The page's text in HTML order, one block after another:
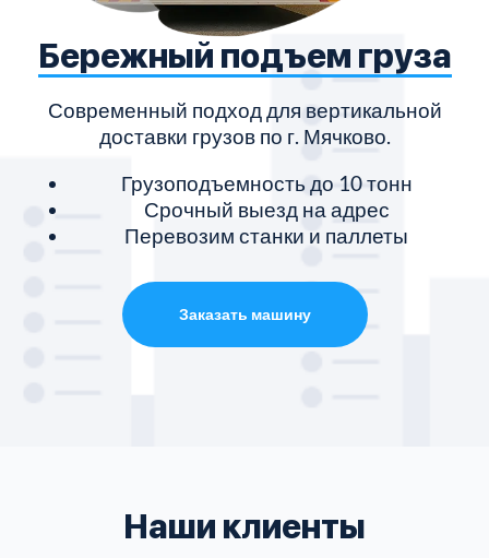
Бережный подъем груза
Современный подход для вертикальной
доставки грузов по г. Мячково.
Грузоподъемность до 10 тонн
Срочный выезд на адрес
Перевозим станки и паллеты
Заказать машину
Наши клиенты